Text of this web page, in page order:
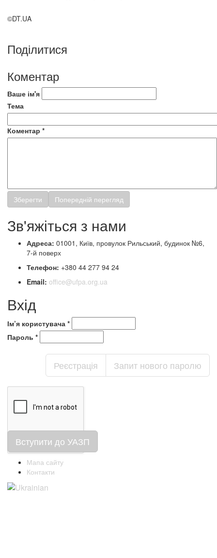
©DT.UA
Поділитися
Коментар
Ваше ім'я
Тема
Коментар *
Зв'яжіться з нами
Адреса: 01001, Київ, провулок Рильський, будинок №6,
7-й поверх
Телефон: +380 44 277 94 24
Email: office@ufpa.org.ua
Вхід
Ім’я користувача *
Пароль *
Реєстрація Запит нового паролю
Вступити до УАЗП
Мапа сайту
Контакти